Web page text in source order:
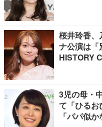
桜井玲香、
ナ公演は「
HISTORY
3児の母・
て「ひるお
「パパ似